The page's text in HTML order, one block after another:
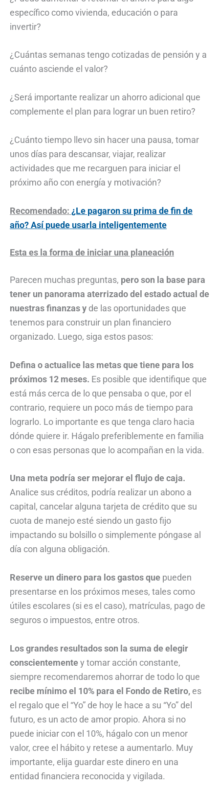
específico como vivienda, educación o para
invertir?
¿Cuántas semanas tengo cotizadas de pensión y a
cuánto asciende el valor?
¿Será importante realizar un ahorro adicional que
complemente el plan para lograr un buen retiro?
¿Cuánto tiempo llevo sin hacer una pausa, tomar
unos días para descansar, viajar, realizar
actividades que me recarguen para iniciar el
próximo año con energía y motivación?
Recomendado: ¿Le pagaron su prima de fin de
año? Así puede usarla inteligentemente
Esta es la forma de iniciar una planeación
Parecen muchas preguntas, pero son la base para
tener un panorama aterrizado del estado actual de
nuestras finanzas y de las oportunidades que
tenemos para construir un plan financiero
organizado. Luego, siga estos pasos:
Defina o actualice las metas que tiene para los
próximos 12 meses. Es posible que identifique que
está más cerca de lo que pensaba o que, por el
contrario, requiere un poco más de tiempo para
lograrlo. Lo importante es que tenga claro hacia
dónde quiere ir. Hágalo preferiblemente en familia
o con esas personas que lo acompañan en la vida.
Una meta podría ser mejorar el flujo de caja.
Analice sus créditos, podría realizar un abono a
capital, cancelar alguna tarjeta de crédito que su
cuota de manejo esté siendo un gasto fijo
impactando su bolsillo o simplemente póngase al
día con alguna obligación.
Reserve un dinero para los gastos que pueden
presentarse en los próximos meses, tales como
útiles escolares (si es el caso), matrículas, pago de
seguros o impuestos, entre otros.
Los grandes resultados son la suma de elegir
conscientementey tomar acción constante,
siempre recomendaremos ahorrar de todo lo que
recibe mínimo el 10% para el Fondo de Retiro, es
el regalo que el “Yo” de hoy le hace a su “Yo” del
futuro, es un acto de amor propio. Ahora si no
puede iniciar con el 10%, hágalo con un menor
valor, cree el hábito y retese a aumentarlo. Muy
importante, elija guardar este dinero en una
entidad financiera reconocida y vigilada.